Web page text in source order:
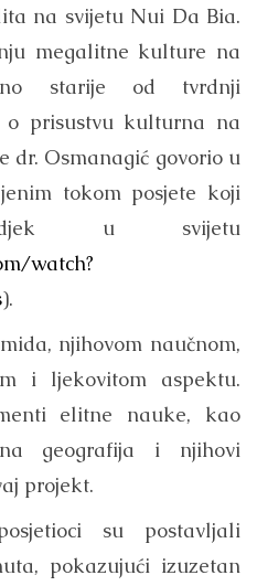
na svijetu Nui Da Bia.
megalitne kulture na
starije od tvrdnji
o prisustvu kulturna na
dr. Osmanagić govorio u
tokom posjete koji
u svijetu
watch?
).
njihovom naučnom,
i ljekovitom aspektu.
elitne nauke, kao
geografija i njihovi
projekt.
su postavljali
pokazujući izuzetan